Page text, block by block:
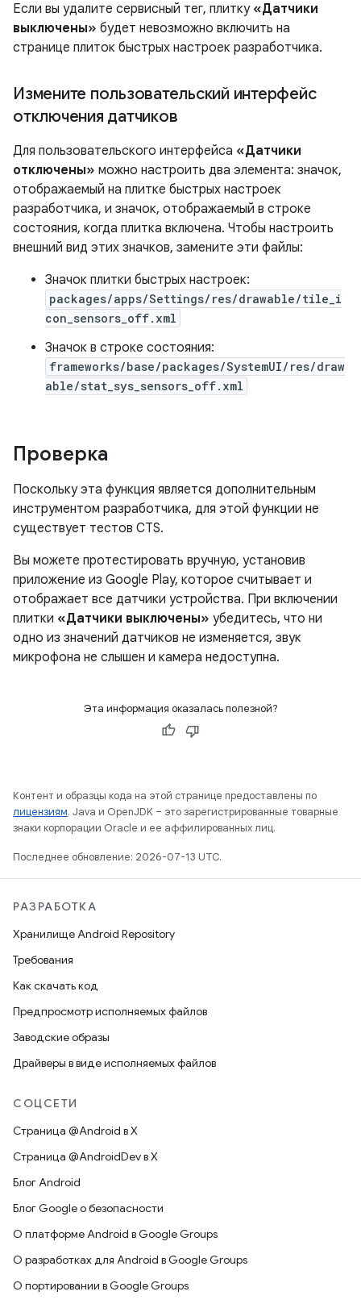
Если вы удалите сервисный тег, плитку «Датчики
выключены» будет невозможно включить на
странице плиток быстрых настроек разработчика.
Измените пользовательский интерфейс
отключения датчиков
Для пользовательского интерфейса «Датчики
отключены» можно настроить два элемента: значок,
отображаемый на плитке быстрых настроек
разработчика, и значок, отображаемый в строке
состояния, когда плитка включена. Чтобы настроить
внешний вид этих значков, замените эти файлы:
Значок плитки быстрых настроек:
packages/apps/Settings/res/drawable/tile_i
con_sensors_off.xml
Значок в строке состояния:
frameworks/base/packages/SystemUI/res/draw
able/stat_sys_sensors_off.xml
Проверка
Поскольку эта функция является дополнительным
инструментом разработчика, для этой функции не
существует тестов CTS.
Вы можете протестировать вручную, установив
приложение из Google Play, которое считывает и
отображает все датчики устройства. При включении
плитки «Датчики выключены» убедитесь, что ни
одно из значений датчиков не изменяется, звук
микрофона не слышен и камера недоступна.
Эта информация оказалась полезной?
Контент и образцы кода на этой странице предоставлены по
лицензиям. Java и OpenJDK – это зарегистрированные товарные
знаки корпорации Oracle и ее аффилированных лиц.
Последнее обновление: 2026-07-13 UTC.
РАЗРАБОТКА
Хранилище Android Repository
Требования
Как скачать код
Предпросмотр исполняемых файлов
Заводские образы
Драйверы в виде исполняемых файлов
СОЦСЕТИ
Страница @Android в X
Страница @AndroidDev в X
Блог Android
Блог Google о безопасности
О платформе Android в Google Groups
О разработках для Android в Google Groups
О портировании в Google Groups